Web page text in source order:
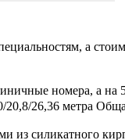
а
номера, а на
26,36 метра
из силикатного